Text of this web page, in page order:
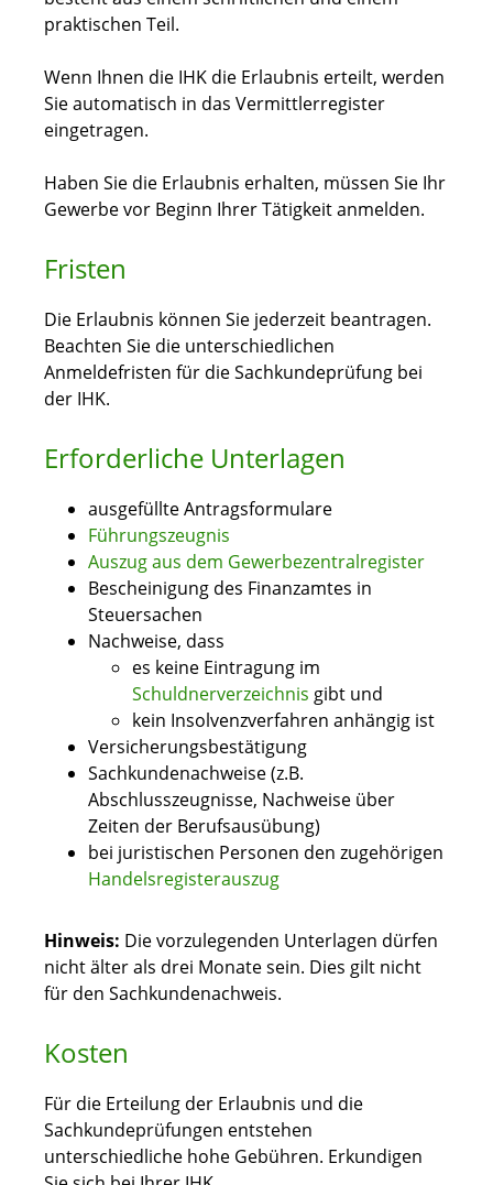
praktischen Teil.
Wenn Ihnen die IHK die Erlaubnis erteilt, werden
Sie automatisch in das Vermittlerregister
eingetragen.
Haben Sie die Erlaubnis erhalten, müssen Sie Ihr
Gewerbe vor Beginn Ihrer Tätigkeit anmelden.
Fristen
Die Erlaubnis können Sie jederzeit beantragen.
Beachten Sie die unterschiedlichen
Anmeldefristen für die Sachkundeprüfung bei
der IHK.
Erforderliche Unterlagen
ausgefüllte Antragsformulare
Führungszeugnis
Auszug aus dem Gewerbezentralregister
Bescheinigung des Finanzamtes in
Steuersachen
Nachweise, dass
es keine Eintragung im
Schuldnerverzeichnis gibt und
kein Insolvenzverfahren anhängig ist
Versicherungsbestätigung
Sachkundenachweise (z.B.
Abschlusszeugnisse, Nachweise über
Zeiten der Berufsausübung)
bei juristischen Personen den zugehörigen
Handelsregisterauszug
Hinweis: Die vorzulegenden Unterlagen dürfen
nicht älter als drei Monate sein. Dies gilt nicht
für den Sachkundenachweis.
Kosten
Für die Erteilung der Erlaubnis und die
Sachkundeprüfungen entstehen
unterschiedliche hohe Gebühren. Erkundigen